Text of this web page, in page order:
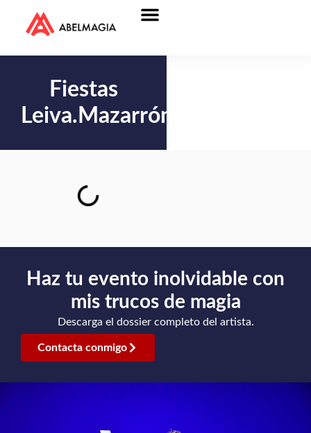
Fiestas
Leiva.Mazarrón
Haz tu evento inolvidable con
mis trucos de magia
Descarga el dossier completo del artista.
Contacta conmigo